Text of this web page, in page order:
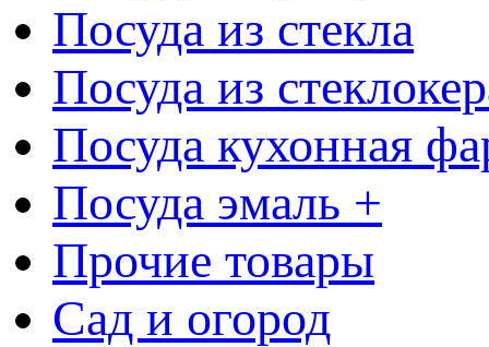
Посуда из стекла
Посуда из
Посуда кухонная
Посуда эмаль +
Прочие товары
Сад и огород